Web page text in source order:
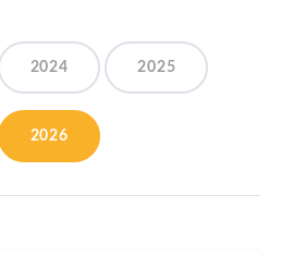
2024 2025
2026